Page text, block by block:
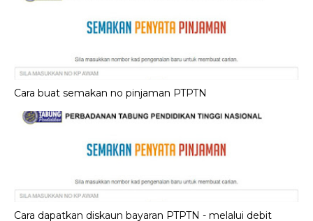
Cara buat semakan no pinjaman PTPTN
Cara dapatkan diskaun bayaran PTPTN - melalui debit